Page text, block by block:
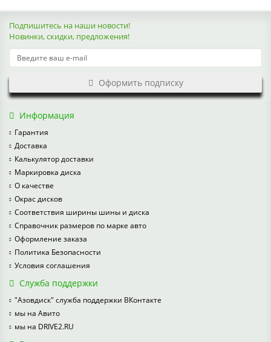
Подпишитесь на наши новости!
Новинки, скидки, предложения!
Оформить подписку
Информация
Гарантия
Доставка
Калькулятор доставки
Маркировка диска
О качестве
Окрас дисков
Соответствия ширины шины и диска
Справочник размеров по марке авто
Оформление заказа
Политика Безопасности
Условия соглашения
Служба поддержки
"Азовдиск" служба поддержки ВКонтакте
мы на Авито
мы на DRIVE2.RU